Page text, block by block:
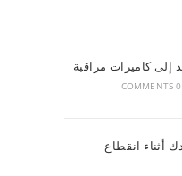
إلى كاميرات مراقبة
0 COMMENTS
أثناء انقطاع